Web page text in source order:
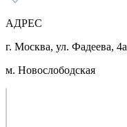
АДРЕС
г. Москва, ул. Фадеева, 4а
м. Новослободская